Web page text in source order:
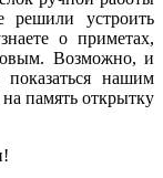
решили устроить
о приметах,
Возможно, и
нашим
память открытку